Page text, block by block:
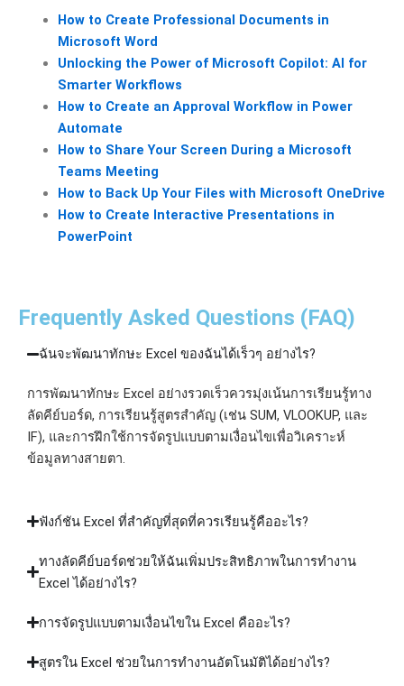
How to Create Professional Documents in
Microsoft Word
Unlocking the Power of Microsoft Copilot: AI for
Smarter Workflows
How to Create an Approval Workflow in Power
Automate
How to Share Your Screen During a Microsoft
Teams Meeting
How to Back Up Your Files with Microsoft OneDrive
How to Create Interactive Presentations in
PowerPoint
Frequently Asked Questions (FAQ)
ฉันจะพัฒนาทักษะ Excel ของฉันได้เร็วๆ อย่างไร?
การพัฒนาทักษะ Excel อย่างรวดเร็วควรมุ่งเน้นการเรียนรู้ทาง
ลัดคีย์บอร์ด, การเรียนรู้สูตรสำคัญ (เช่น SUM, VLOOKUP, และ
IF), และการฝึกใช้การจัดรูปแบบตามเงื่อนไขเพื่อวิเคราะห์
ข้อมูลทางสายตา.
ฟังก์ชัน Excel ที่สำคัญที่สุดที่ควรเรียนรู้คืออะไร?
ทางลัดคีย์บอร์ดช่วยให้ฉันเพิ่มประสิทธิภาพในการทำงาน
Excel ได้อย่างไร?
การจัดรูปแบบตามเงื่อนไขใน Excel คืออะไร?
สูตรใน Excel ช่วยในการทำงานอัตโนมัติได้อย่างไร?